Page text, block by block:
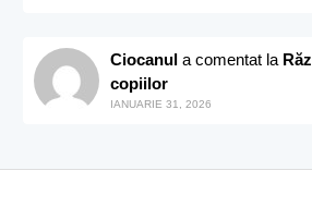
Ciocanul a comentat la
copiilor
IANUARIE 31, 2026